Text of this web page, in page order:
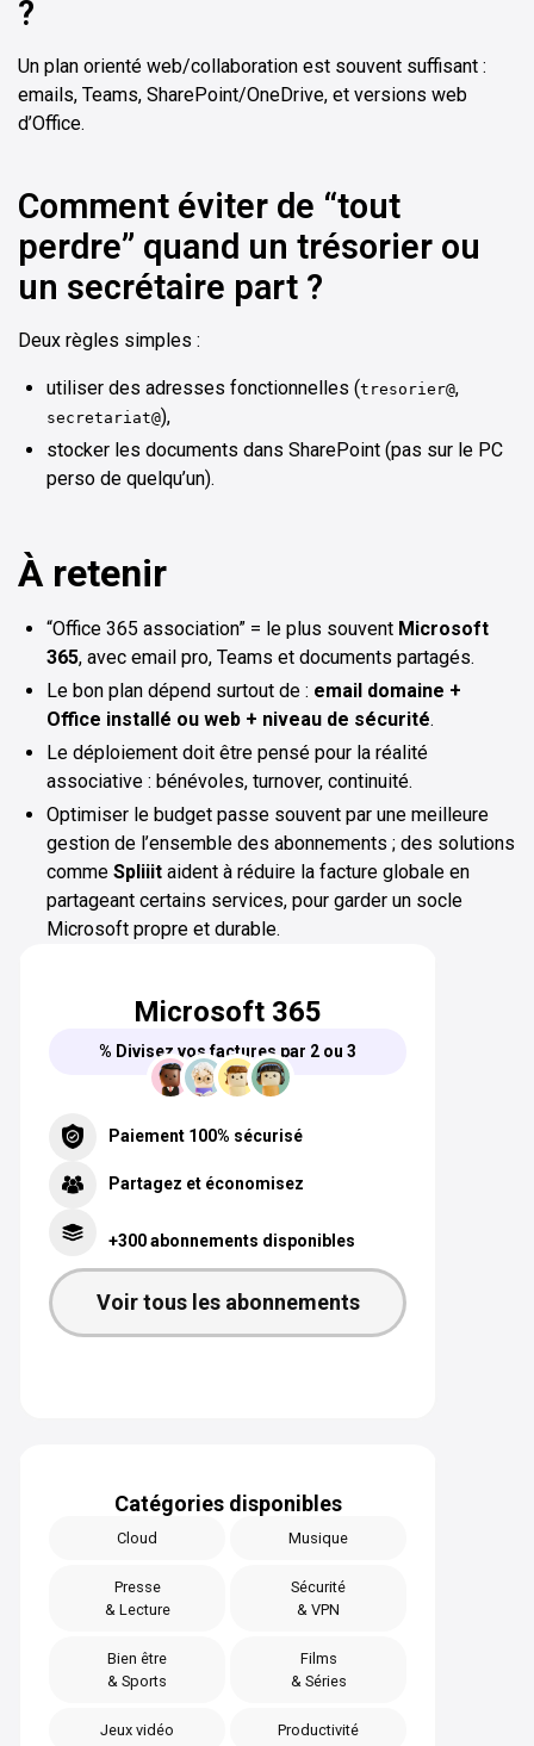
?
Un plan orienté web/collaboration est souvent suffisant :
emails, Teams, SharePoint/OneDrive, et versions web
d’Office.
Comment éviter de “tout
perdre” quand un trésorier ou
un secrétaire part ?
Deux règles simples :
utiliser des adresses fonctionnelles (tresorier@,
secretariat@),
stocker les documents dans SharePoint (pas sur le PC
perso de quelqu’un).
À retenir
“Office 365 association” = le plus souvent Microsoft
365, avec email pro, Teams et documents partagés.
Le bon plan dépend surtout de : email domaine +
Office installé ou web + niveau de sécurité.
Le déploiement doit être pensé pour la réalité
associative : bénévoles, turnover, continuité.
Optimiser le budget passe souvent par une meilleure
gestion de l’ensemble des abonnements ; des solutions
comme Spliiit aident à réduire la facture globale en
partageant certains services, pour garder un socle
Microsoft propre et durable.
Microsoft 365
% Divisez vos factures par 2 ou 3
Paiement 100% sécurisé
Partagez et économisez
+300 abonnements disponibles
Voir tous les abonnements
Catégories disponibles
Cloud Musique
Presse
& Lecture
Sécurité
& VPN
Bien être
& Sports
Films
& Séries
Jeux vidéo Productivité